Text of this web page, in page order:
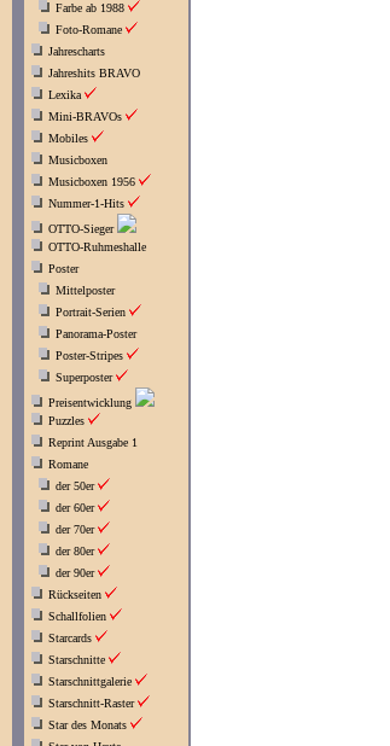
Farbe ab 1988
Foto-Romane
Jahrescharts
Jahreshits BRAVO
Lexika
Mini-BRAVOs
Mobiles
Musicboxen
Musicboxen 1956
Nummer-1-Hits
OTTO-Sieger
OTTO-Ruhmeshalle
Poster
Mittelposter
Portrait-Serien
Panorama-Poster
Poster-Stripes
Superposter
Preisentwicklung
Puzzles
Reprint Ausgabe 1
Romane
der 50er
der 60er
der 70er
der 80er
der 90er
Rückseiten
Schallfolien
Starcards
Starschnitte
Starschnittgalerie
Starschnitt-Raster
Star des Monats